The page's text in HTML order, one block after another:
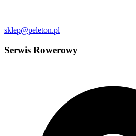
sklep@peleton.pl
Serwis Rowerowy